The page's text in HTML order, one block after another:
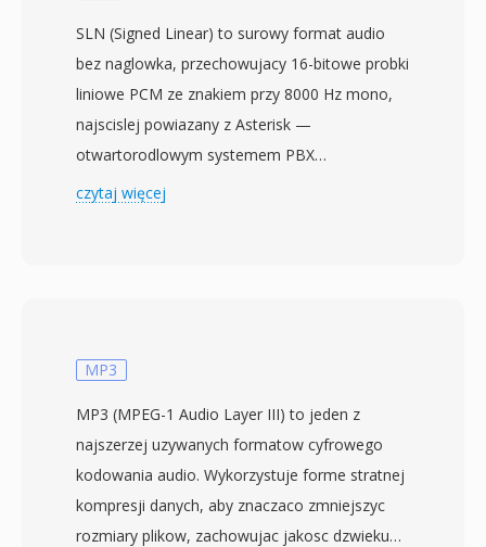
SLN (Signed Linear) to surowy format audio
bez naglowka, przechowujacy 16-bitowe probki
liniowe PCM ze znakiem przy 8000 Hz mono,
najscislej powiazany z Asterisk —
otwartorodlowym systemem PBX
opracowanym przez Digium (obecnie Sangoma
architektury translacji kodekow Asteriska.
probek — zadnych naglowkow, metadanych
ani ramkowania — wiec parametry musza byc
znane z gory. Choc ten brak samoopisu moze
wydawac sie ograniczajacy, jest w
czytaj więcej
MP3
MP3 (MPEG-1 Audio Layer III) to jeden z
najszerzej uzywanych formatow cyfrowego
kodowania audio. Wykorzystuje forme stratnej
kompresji danych, aby znaczaco zmniejszyc
rozmiary plikow, zachowujac jakosc dzwieku